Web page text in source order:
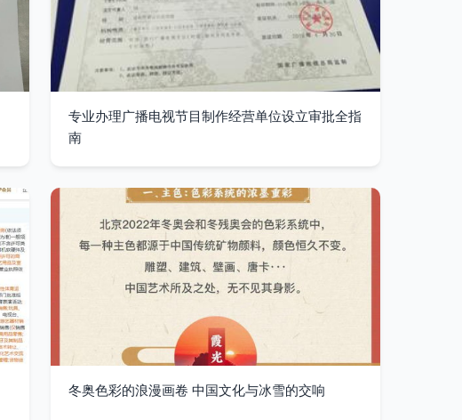
专业办理广播电视节目制作经营单位设立审批全指
南
冬奥色彩的浪漫画卷 中国文化与冰雪的交响